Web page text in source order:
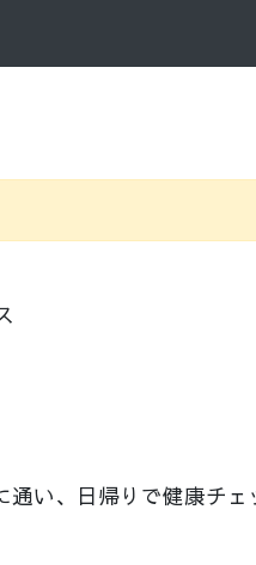
い、日帰りで健康チ